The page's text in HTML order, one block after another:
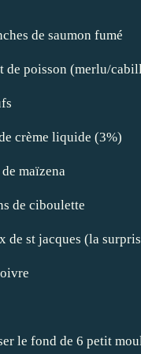
de saumon fumé
de poisson (merlu/
crème liquide (3%)
de maïzena
de ciboulette
de st jacques (la
le fond de 6 petit